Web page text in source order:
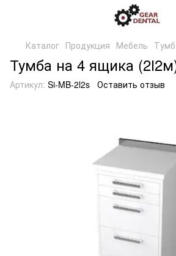
Каталог Продукция Мебель
Тумба на 4 ящика
Артикул: Si-MB-2l2s Оставить отзыв